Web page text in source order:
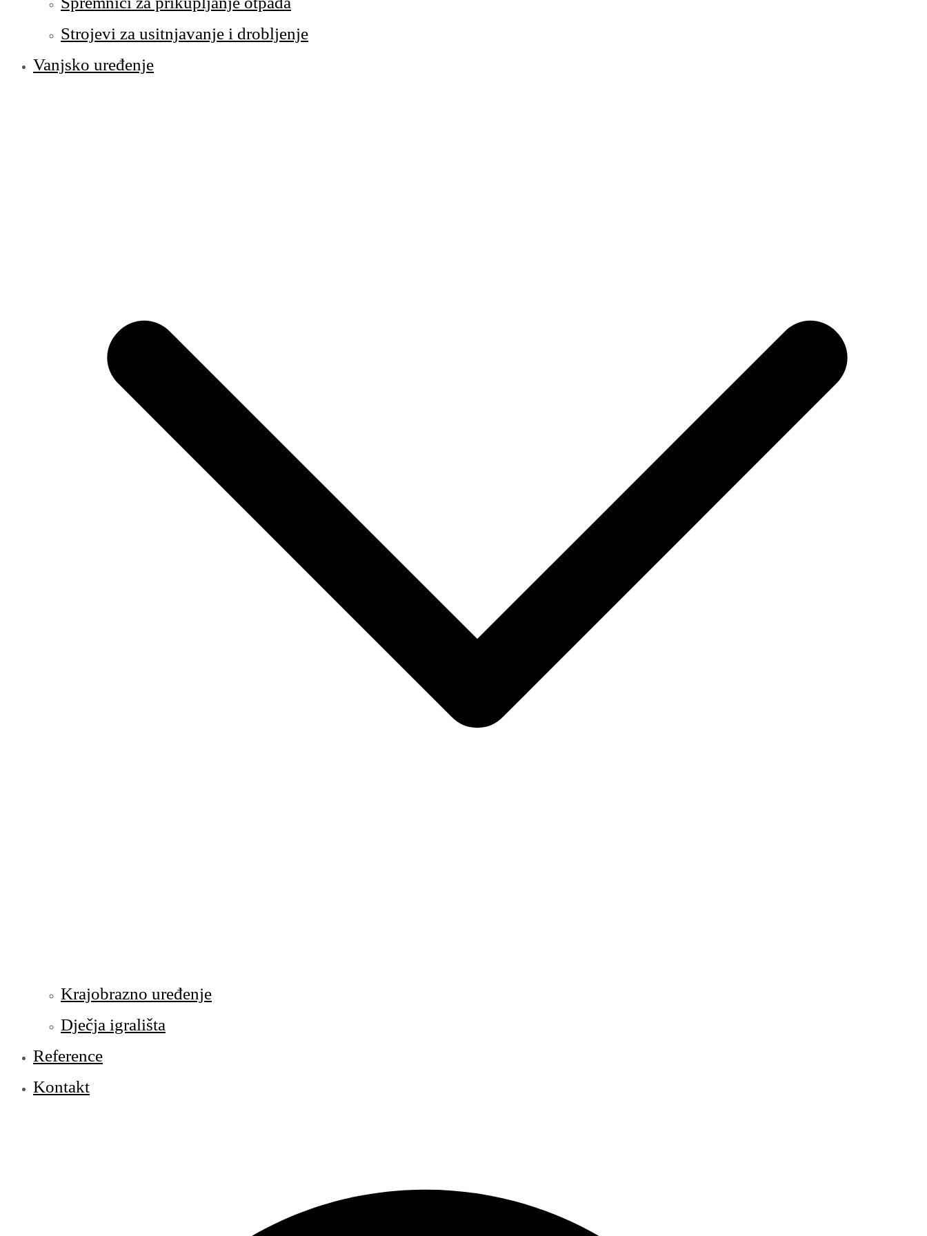
Strojevi za usitnjavanje i drobljenje
Vanjsko uređenje
Krajobrazno uređenje
Dječja igrališta
Reference
Kontakt